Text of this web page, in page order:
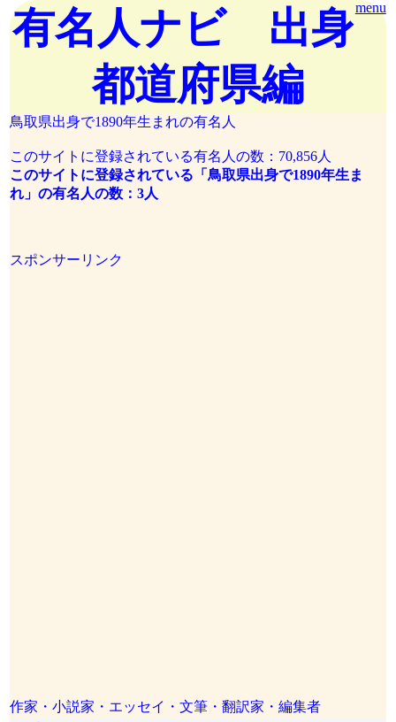
menu
有名人ナビ 出身
都道府県編
鳥取県出身で1890年生まれの有名人
このサイトに登録されている有名人の数：70,856人
このサイトに登録されている「鳥取県出身で1890年生ま
れ」の有名人の数：3人
スポンサーリンク
作家・小説家・エッセイ・文筆・翻訳家・編集者